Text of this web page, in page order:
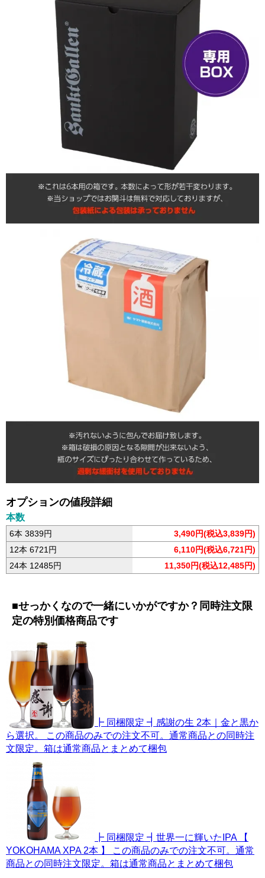
オプションの値段詳細
本数
6本 3839円
3,490円(税込3,839円)
12本 6721円
6,110円(税込6,721円)
24本 12485円
11,350円(税込12,485円)
■せっかくなので一緒にいかがですか？同時注文限
定の特別価格商品です
┣ 同梱限定 ┫感謝の生 2本｜金と黒か
ら選択。 この商品のみでの注文不可。通常商品との同時注
文限定。箱は通常商品とまとめて梱包
┣ 同梱限定 ┫世界一に輝いたIPA 【
YOKOHAMA XPA 2本 】 この商品のみでの注文不可。通常
商品との同時注文限定。箱は通常商品とまとめて梱包